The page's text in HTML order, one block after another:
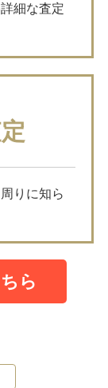
細な査定
りに知ら
ら